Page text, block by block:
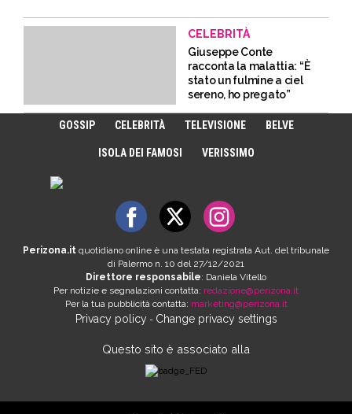
CELEBRITÀ
Giuseppe Conte
racconta la malattia: “È
stato un fulmine a ciel
sereno, ho pregato”
GOSSIP CELEBRITÀ TELEVISIONE BELVE
ISOLA DEI FAMOSI VERISSIMO
Perizona.it quotidiano online è una testata registrata Aut. del tribunale
di Palermo n. 10 del 27/12/2021
Direttore responsabile: Daniela Vitello
Per notizie e segnalazioni contatta: redazione@perizona.it
Per la tua pubblicità contatta: marketing@perizona.it
Privacy policy- Change privacy settings
Questo sito è associato alla